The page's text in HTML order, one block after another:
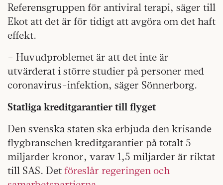
Referensgruppen för antiviral terapi, säger till
Ekot att det är för tidigt att avgöra om det haft
effekt.
– Huvudproblemet är att det inte är
utvärderat i större studier på personer med
coronavirus-infektion, säger Sönnerborg.
Statliga kreditgarantier till flyget
Den svenska staten ska erbjuda den krisande
flygbranschen kreditgarantier på totalt 5
miljarder kronor, varav 1,5 miljarder är riktat
till SAS. Det föreslår regeringen och